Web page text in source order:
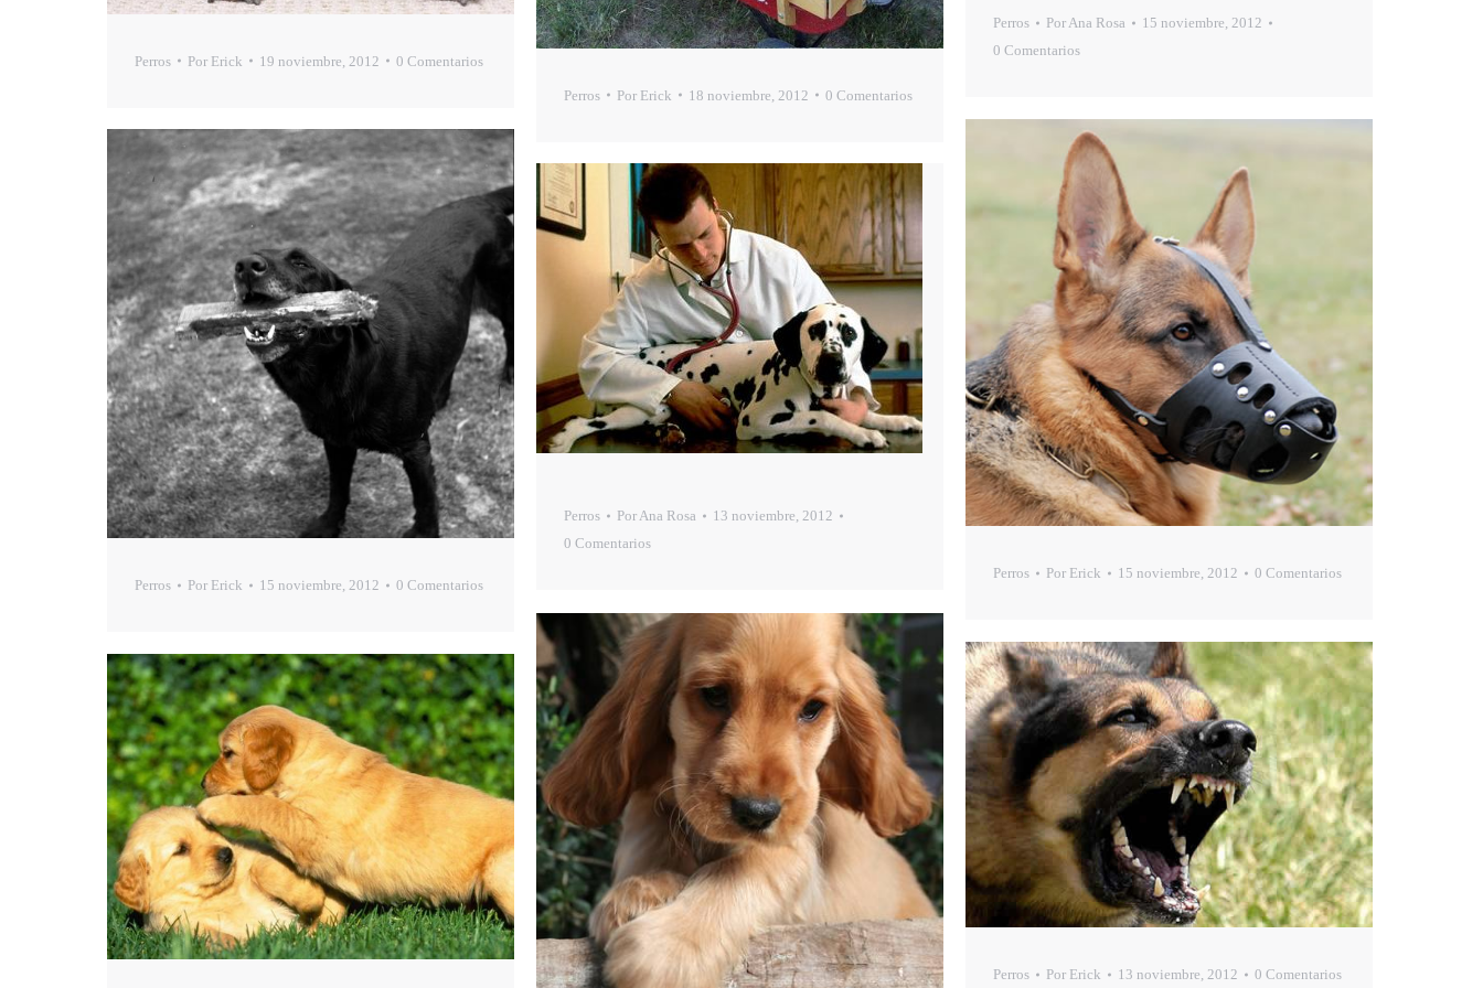
Perros Por Erick 19 noviembre, 2012 0 Comentarios
Perros Por Erick 18 noviembre, 2012 0 Comentarios
Perros PorAna Rosa
15 noviembre, 2012
0 Comentarios
Perros Por Erick 15 noviembre, 2012 0 Comentarios
Perros Por Erick 15 noviembre, 2012 0 Comentarios
Perros PorAna Rosa
13 noviembre, 2012
0 Comentarios
Perros Por Erick 13 noviembre, 2012 0 Comentarios